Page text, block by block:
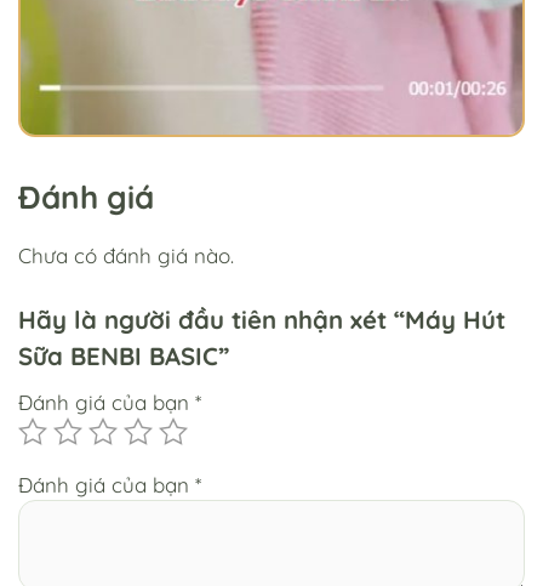
Đánh giá
Chưa có đánh giá nào.
Hãy là người đầu tiên nhận xét “Máy Hút
Sữa BENBI BASIC”
Đánh giá của bạn *
Đánh giá của bạn *